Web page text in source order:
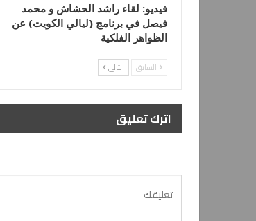
فيديو: لقاء راشد الحشاش و محمد
فيصل في برنامج (ليالي الكويت) عن
الظواهر الفلكية
السابق التالي
اترك تعليق